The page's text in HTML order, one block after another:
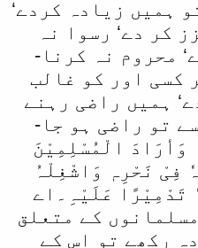
ہمیں زیادہ کردے‘
کر دے‘ رسوا نہ
محروم نہ کرنا-
کسی اور کو غالب
ہمیں راضی رہنے
تو راضی ہو جا-
وَأرَادَ الْمُسْلِمِیْنَ
فِیْ نَحْرِہٖ وَاشْغِلْہُ
تَدْمِیْرًا عَلَیْہِ۔اے
کے متعلق
رکھے تو اس کے